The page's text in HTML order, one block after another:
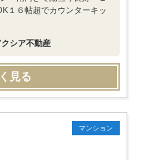
１６帖超でカウンターキッ
シア不動産
見る
マンション